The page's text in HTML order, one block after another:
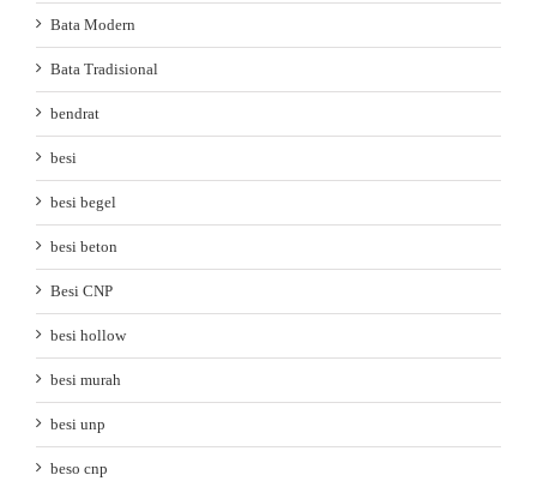
Bata Modern
Bata Tradisional
bendrat
besi
besi begel
besi beton
Besi CNP
besi hollow
besi murah
besi unp
beso cnp